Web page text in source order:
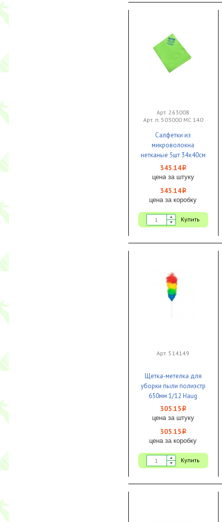
Арт. 263008
Арт. п. 503000 МС 140
Салфетки из
микроволокна
нетканые 5шт 34х40см
140 г/м зеленые
Микроспан 1/15 IWIPE
343.14i
цена за штуку
343.14i
цена за коробку
Купить
Арт. 514149
Щетка-метелка для
уборки пыли полиэстр
650мм 1/12 Haug
Buersten
305.15 i
цена за штуку
305.15 i
цена за коробку
Купить